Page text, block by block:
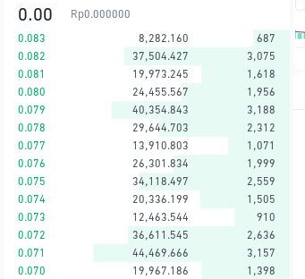
0.00 Rp0.000000
0.083
8,282.160
687
0.082
37,504.427
3,075
0.081
19,973.245
1,618
0.080
24,455.567
1,956
0.079
40,354.843
3,188
0.078
29,644.703
2,312
0.077
13,910.803
1,071
0.076
26,301.834
1,999
0.075
34,118.497
2,559
0.074
20,336.199
1,505
0.073
12,463.544
910
0.072
36,611.545
2,636
0.071
44,469.666
3,157
0.070
19,967.186
1,398